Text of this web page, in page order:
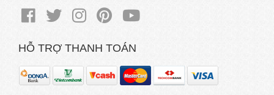
HỖ TRỢ THANH TOÁN